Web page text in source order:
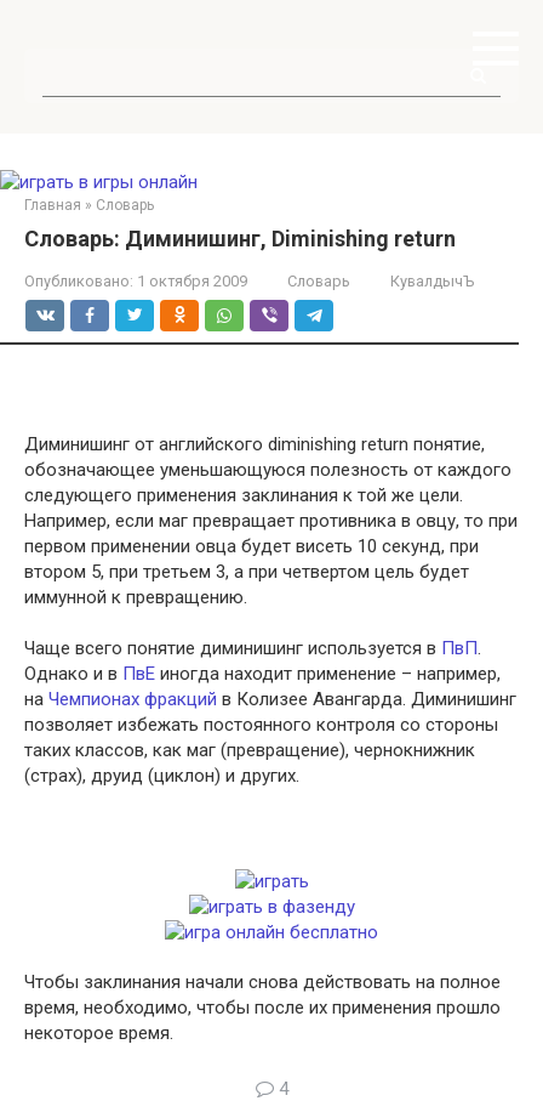
Главная » Словарь
Словарь: Диминишинг, Diminishing return
Опубликовано: 1 октября 2009 Словарь КувалдычЪ
Диминишинг от английского diminishing return понятие,
обозначающее уменьшающуюся полезность от каждого
следующего применения заклинания к той же цели.
Например, если маг превращает противника в овцу, то при
первом применении овца будет висеть 10 секунд, при
втором 5, при третьем 3, а при четвертом цель будет
иммунной к превращению.
Чаще всего понятие диминишинг используется в ПвП.
Однако и в ПвЕ иногда находит применение – например,
на Чемпионах фракций в Колизее Авангарда. Диминишинг
позволяет избежать постоянного контроля со стороны
таких классов, как маг (превращение), чернокнижник
(страх), друид (циклон) и других.
Чтобы заклинания начали снова действовать на полное
время, необходимо, чтобы после их применения прошло
некоторое время.
4